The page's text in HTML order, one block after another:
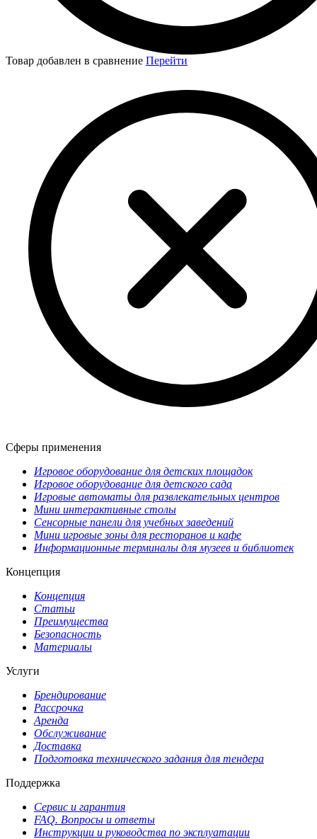
Товар добавлен в сравнение Перейти
Сферы применения
Игровое оборудование для детских площадок
Игровое оборудование для детского сада
Игровые автоматы для развлекательных центров
Мини интерактивные столы
Сенсорные панели для учебных заведений
Мини игровые зоны для ресторанов и кафе
Информационные терминалы для музеев и библиотек
Концепция
Концепция
Статьи
Преимущества
Безопасность
Материалы
Услуги
Брендирование
Рассрочка
Аренда
Обслуживание
Доставка
Подготовка технического задания для тендера
Поддержка
Сервис и гарантия
FAQ. Вопросы и ответы
Инструкции и руководства по эксплуатации